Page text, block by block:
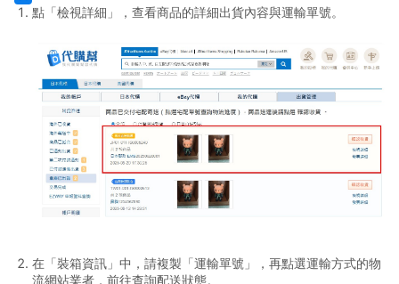
第二次付款
AFTEE先享後付
多元配送方式
國際運輸方式
國際運輸注意事項(日本線)
自取說明
點「檢視詳細」，查看商品的詳細出貨內容與運輸單號。
在「裝箱資訊」中，請複製「運輸單號」，再點選運輸方式的物
流網站業者，前往查詢配送狀態。